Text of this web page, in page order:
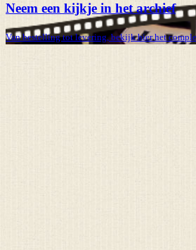
Neem een kijkje in het archief
Van bestelling tot levering, bekijk hier het